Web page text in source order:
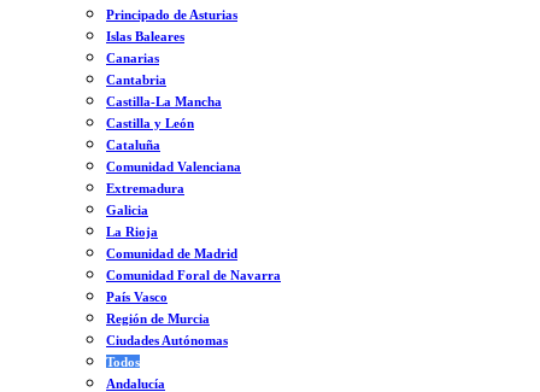
Principado de Asturias
Islas Baleares
Canarias
Cantabria
Castilla-La Mancha
Castilla y León
Cataluña
Comunidad Valenciana
Extremadura
Galicia
La Rioja
Comunidad de Madrid
Comunidad Foral de Navarra
País Vasco
Región de Murcia
Ciudades Autónomas
Todos
Andalucía